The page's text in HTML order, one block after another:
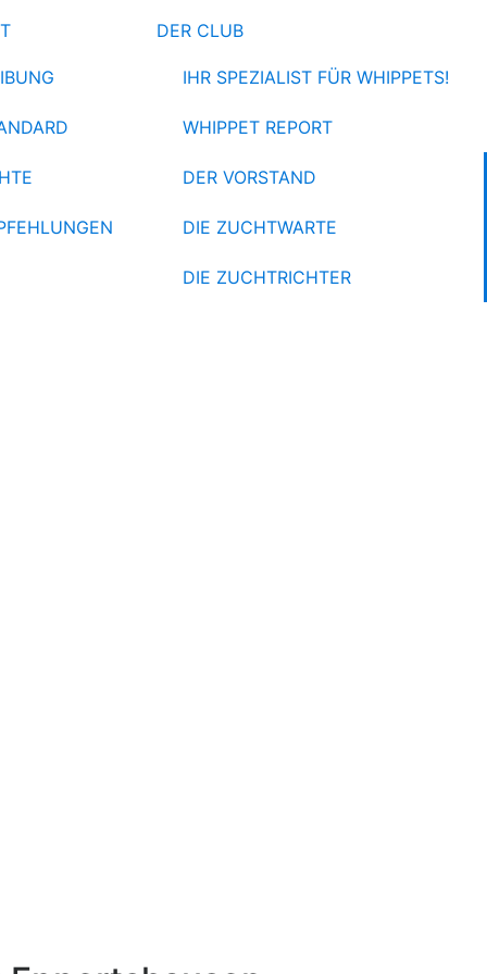
DER CLUB
IHR SPEZIALIST FÜR WHIPPETS!
WHIPPET REPORT
DER VORSTAND
DIE ZUCHTWARTE
DIE ZUCHTRICHTER